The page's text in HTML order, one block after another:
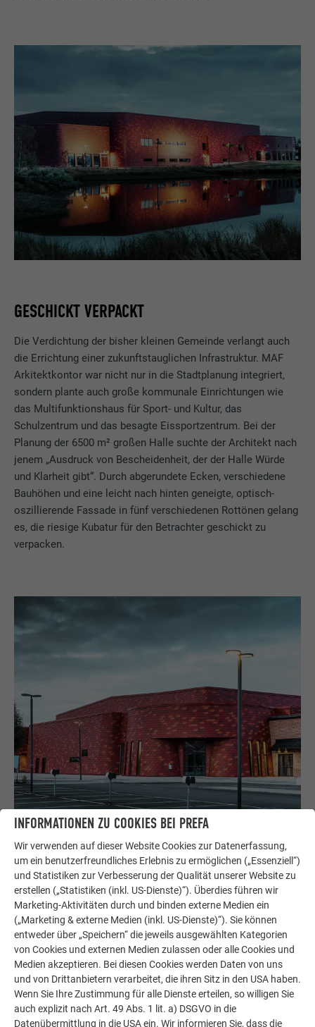
GESCHICKT VERPACKT
Die Verdichtung der bisher kleinen Gemeinde verlangt auch
die Errichtung einer zukunftstauglichen Infrastruktur. MAF
Arkitektkontor war nicht nur in die Stadtplanung integriert,
sondern plante auch große kommunale Einrichtungen wie
das Multifunktionshaus für Sport- und Kultur, das
Schulzentrum und das besagte Eissportzentrum. Bei der
Planung der 6500 m² großen Halle suchte der Architekt nach
jenem „Ausdruck von Bescheidenheit, der der Halle Würde
und Klarheit gibt“. Durch abgerundete Ecken, verschiedene
Bauhöhen und eine leicht nach hinten geneigte, optisch-
oszillierende Fassade in fünf verschiedenen Rottönen gelang
es, die riesige Kubatur für den Betrachter geschickt zu
verpacken.
EINFACHE ENTSCHEIDUNG
Die Entscheidung für die Wandschindel aus Aluminium fiel
dem Architekten nicht schwer. Kein anderes Material lässt
sich bei winterlichen Temperaturen von bis zu -30 °C
problemlos auf konkaven und konvexen Rundungen verlegen.
Dazu kamen noch die möglichen Sonderfarben und die breite
Farbpalette, durch die eine besondere Nah- und Fernwirkung
entstand und die Lebensfreude und Hitzigkeit der sportlichen
Betätigung im Inneren der Halle reflektiert wird. Mit
INFORMATIONEN ZU COOKIES BEI PREFA
Wir verwenden auf dieser Website Cookies zur Datenerfassung,
um ein benutzerfreundliches Erlebnis zu ermöglichen („Essenziell“)
und Statistiken zur Verbesserung der Qualität unserer Website zu
erstellen („Statistiken (inkl. US-Dienste)“). Überdies führen wir
Marketing-Aktivitäten durch und binden externe Medien ein
(„Marketing & externe Medien (inkl. US-Dienste)“). Sie können
entweder über „Speichern“ die jeweils ausgewählten Kategorien
von Cookies und externen Medien zulassen oder alle Cookies und
Medien akzeptieren. Bei diesen Cookies werden Daten von uns
und von Drittanbietern verarbeitet, die ihren Sitz in den USA haben.
Wenn Sie Ihre Zustimmung für alle Dienste erteilen, so willigen Sie
auch explizit nach Art. 49 Abs. 1 lit. a) DSGVO in die
Datenübermittlung in die USA ein. Wir informieren Sie, dass die